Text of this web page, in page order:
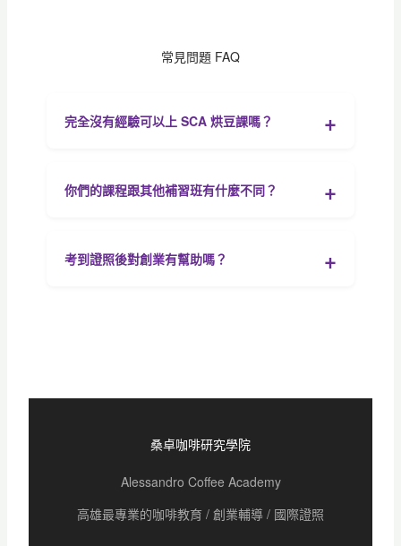
常見問題 FAQ
完全沒有經驗可以上 SCA 烘豆課嗎？
你們的課程跟其他補習班有什麼不同？
考到證照後對創業有幫助嗎？
桑卓咖啡研究學院
Alessandro Coffee Academy
高雄最專業的咖啡教育 / 創業輔導 / 國際證照